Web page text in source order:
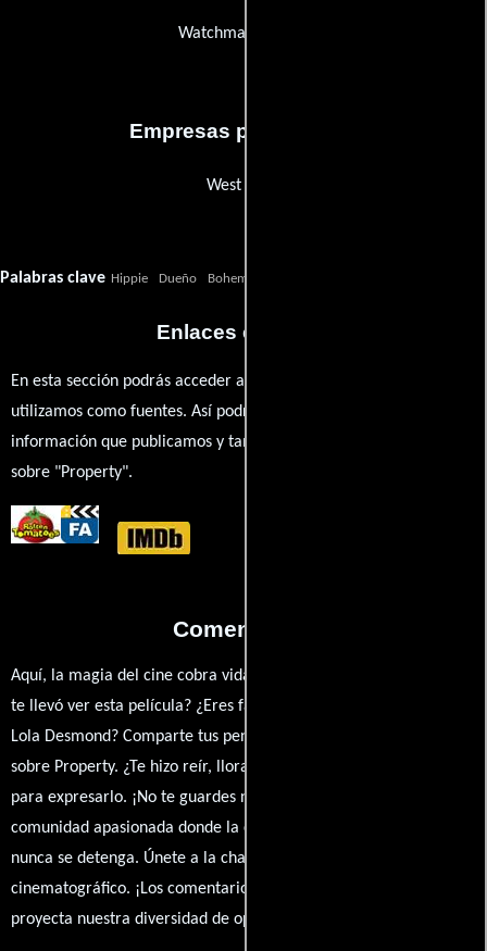
Watchmaker Films
Empresas productoras
West Bank
Palabras clave Hippie Dueño Bohemio
Enlaces externos
En esta sección podrás acceder a los recursos externos que
utilizamos como fuentes. Así podrás chequear toda la
información que publicamos y también ampliar tu conocimiento
sobre "Property".
Comentarios
Aquí, la magia del cine cobra vida a través de tus opiniones. ¿Qué
te llevó ver esta película? ¿Eres fan de Penny Allen, Walt Curtis o
Lola Desmond? Comparte tus pensamientos, emociones y críticas
sobre Property. ¿Te hizo reír, llorar o reflexionar? Este es el lugar
para expresarlo. ¡No te guardes nada! Queremos construir una
comunidad apasionada donde la conversación sobre cine y series
nunca se detenga. Únete a la charla y déjanos conocer tu mundo
cinematográfico. ¡Los comentarios son la pantalla donde se
proyecta nuestra diversidad de opiniones!